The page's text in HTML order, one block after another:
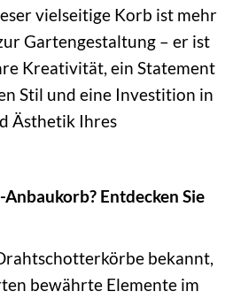
vielseitige Korb ist mehr
Gartengestaltung – er ist
Kreativität, ein Statement
Stil und eine Investition in
Ästhetik Ihres
Entdecken Sie
bekannt,
bewährte Elemente im